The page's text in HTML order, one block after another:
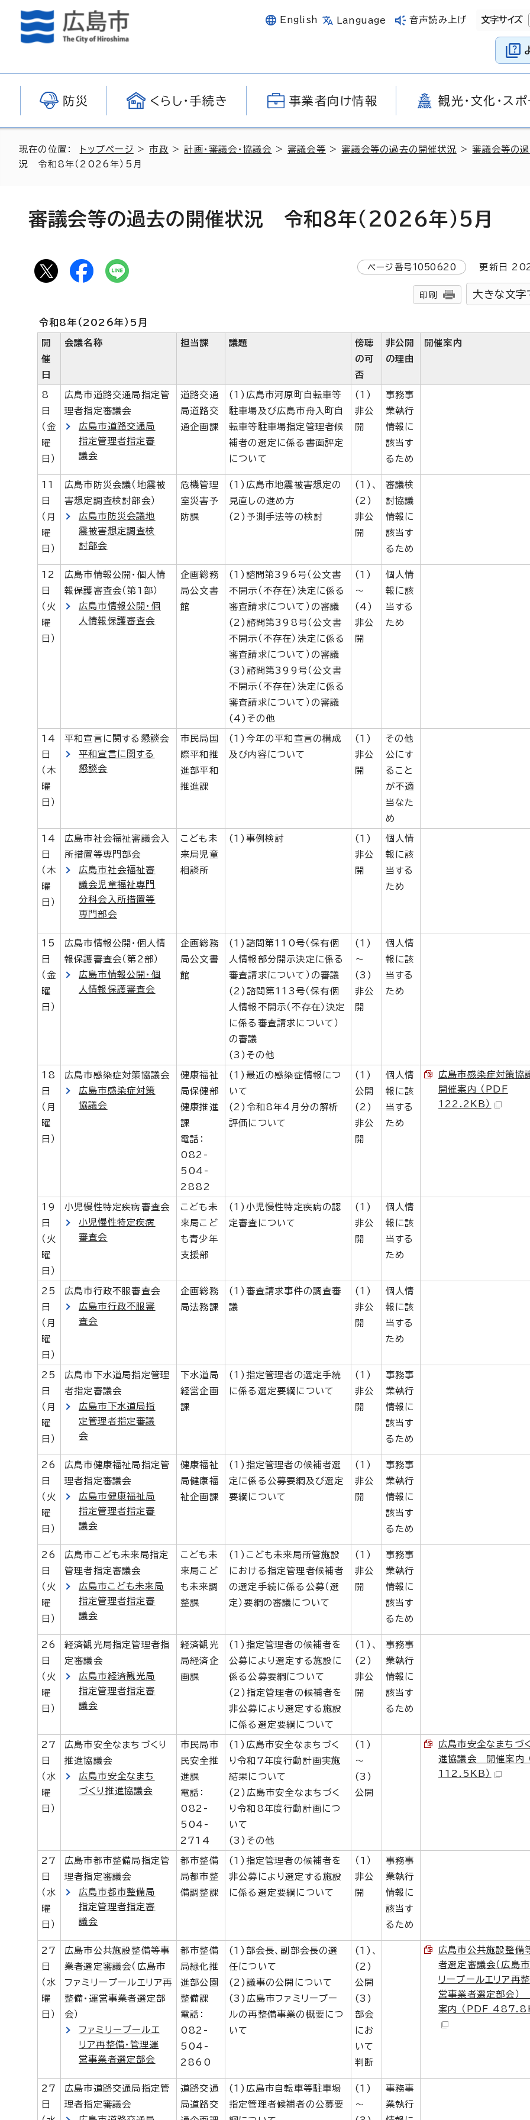
English Language 音声読み上げ 文字サイズ
防災 くらし・手続き 事業者向け情報 観光・文化・ス
現在の位置： トップページ >市政 >計画・審議会・協議会 >審議会等 >審議会等の過去の開催状況 >審議会等の
況 令和8年（2026年）5月
審議会等の過去の開催状況 令和8年（2026年）5月
ページ番号1050620 更新日
印刷 大きな文字
令和8年（2026年）5月
開
催
日
会議名称 担当課 議題
傍聴
の可
否
非公開
の理由
開催案内
8
日
（金
曜
日）
広島市道路交通局指定管
理者指定審議会
広島市道路交通局
指定管理者指定審
議会
道路交通
局道路交
通企画課
(1)広島市河原町自転車等
駐車場及び広島市舟入町自
転車等駐車場指定管理者候
補者の選定に係る書面評定
について
(1)
非公
開
事務事
業執行
情報に
該当す
るため
11
日
（月
曜
日）
広島市防災会議（地震被
害想定調査検討部会）
広島市防災会議地
震被害想定調査検
討部会
危機管理
室災害予
防課
(1)広島市地震被害想定の
見直しの進め方
(2)予測手法等の検討
(1)、
(2)
非公
開
審議検
討協議
情報に
該当す
るため
12
日
（火
曜
日）
広島市情報公開・個人情
報保護審査会（第1部）
広島市情報公開・個
人情報保護審査会
企画総務
局公文書
館
(1)諮問第396号（公文書
不開示（不存在）決定に係る
審査請求について）の審議
(2)諮問第398号（公文書
不開示（不存在）決定に係る
審査請求について）の審議
(3)諮問第399号（公文書
不開示（不存在）決定に係る
審査請求について）の審議
(4)その他
(1)
～
(4)
非公
開
個人情
報に該
当する
ため
14
日
（木
曜
日）
平和宣言に関する懇談会
平和宣言に関する
懇談会
市民局国
際平和推
進部平和
推進課
(1)今年の平和宣言の構成
及び内容について
(1)
非公
開
その他
公にす
ること
が不適
当なた
め
14
日
（木
曜
日）
広島市社会福祉審議会入
所措置等専門部会
広島市社会福祉審
議会児童福祉専門
分科会入所措置等
専門部会
こども未
来局児童
相談所
(1)事例検討
(1)
非公
開
個人情
報に該
当する
ため
15
日
（金
曜
日）
広島市情報公開・個人情
報保護審査会（第2部）
広島市情報公開・個
人情報保護審査会
企画総務
局公文書
館
(1)諮問第110号（保有個
人情報部分開示決定に係る
審査請求について）の審議
(2)諮問第113号（保有個
人情報不開示（不存在）決定
に係る審査請求について）
の審議
(3)その他
(1)
～
(3)
非公
開
個人情
報に該
当する
ため
18
日
（月
曜
日）
広島市感染症対策協議会
広島市感染症対策
協議会
健康福祉
局保健部
健康推進
課
電話：
082-
504-
2882
(1)最近の感染症情報につ
いて
(2)令和8年4月分の解析
評価について
(1)
公開
(2)
非公
開
個人情
報に該
当する
ため
広島市感染症対策
開催案内 （PDF
122.2KB）
19
日
（火
曜
日）
小児慢性特定疾病審査会
小児慢性特定疾病
審査会
こども未
来局こど
も青少年
支援部
(1)小児慢性特定疾病の認
定審査について
(1)
非公
開
個人情
報に該
当する
ため
25
日
（月
曜
日）
広島市行政不服審査会
広島市行政不服審
査会
企画総務
局法務課
(1)審査請求事件の調査審
議
(1)
非公
開
個人情
報に該
当する
ため
25
日
（月
曜
日）
広島市下水道局指定管理
者指定審議会
広島市下水道局指
定管理者指定審議
会
下水道局
経営企画
課
(1)指定管理者の選定手続
に係る選定要綱について
(1)
非公
開
事務事
業執行
情報に
該当す
るため
26
日
（火
曜
日）
広島市健康福祉局指定管
理者指定審議会
広島市健康福祉局
指定管理者指定審
議会
健康福祉
局健康福
祉企画課
(1)指定管理者の候補者選
定に係る公募要綱及び選定
要綱について
(1)
非公
開
事務事
業執行
情報に
該当す
るため
26
日
（火
曜
日）
広島市こども未来局指定
管理者指定審議会
広島市こども未来局
指定管理者指定審
議会
こども未
来局こど
も未来調
整課
(1)こども未来局所管施設
における指定管理者候補者
の選定手続に係る公募（選
定）要綱の審議について
(1)
非公
開
事務事
業執行
情報に
該当す
るため
26
日
（火
曜
日）
経済観光局指定管理者指
定審議会
広島市経済観光局
指定管理者指定審
議会
経済観光
局経済企
画課
(1)指定管理者の候補者を
公募により選定する施設に
係る公募要綱について
(2)指定管理者の候補者を
非公募により選定する施設
に係る選定要綱について
(1)、
(2)
非公
開
事務事
業執行
情報に
該当す
るため
27
日
（水
曜
日）
広島市安全なまちづくり
推進協議会
広島市安全なまち
づくり推進協議会
市民局市
民安全推
進課
電話：
082-
504-
2714
(1)広島市安全なまちづく
り令和7年度行動計画実施
結果について
(2)広島市安全なまちづく
り令和8年度行動計画につ
いて
(3)その他
(1)
～
(3)
公開
広島市安全なまちづ
進協議会 開催案内
112.5KB）
27
日
（水
曜
日）
広島市都市整備局指定管
理者指定審議会
広島市都市整備局
指定管理者指定審
議会
都市整備
局都市整
備調整課
(1)指定管理者の候補者を
非公募により選定する施設
に係る選定要綱について
（1）
非公
開
事務事
業執行
情報に
該当す
るため
27
日
（水
曜
日）
広島市公共施設整備等事
業者選定審議会（広島市
ファミリープールエリア再
整備・運営事業者選定部
会）
ファミリープールエ
リア再整備・管理運
営事業者選定部会
都市整備
局緑化推
進部公園
整備課
電話：
082-
504-
2860
(1)部会長、副部会長の選
任について
(2)議事の公開について
(3)広島市ファミリープー
ルの再整備事業の概要につ
いて
(1)、
(2)
公開
(3)
部会
にお
いて
判断
広島市公共施設整備
者選定審議会（広島
リープールエリア再整
営事業者選定部会）
案内 （PDF
27
日
広島市道路交通局指定管
理者指定審議会
道路交通
局道路交
(1)広島市自転車等駐車場
指定管理者候補者の公募要
(1)
～
事務事
業執行